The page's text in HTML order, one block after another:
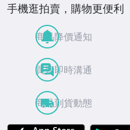
手機逛拍賣，購物更便利
商品降價通知
買賣即時溝通
商品到貨動態